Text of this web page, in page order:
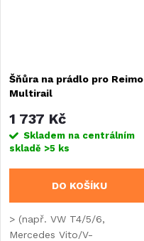
Šňůra na prádlo pro Reimo
Multirail
1 737 Kč
Skladem na centrálním
skladě >5 ks
DO KOŠÍKU
> (např. VW T4/5/6,
Mercedes Vito/V-